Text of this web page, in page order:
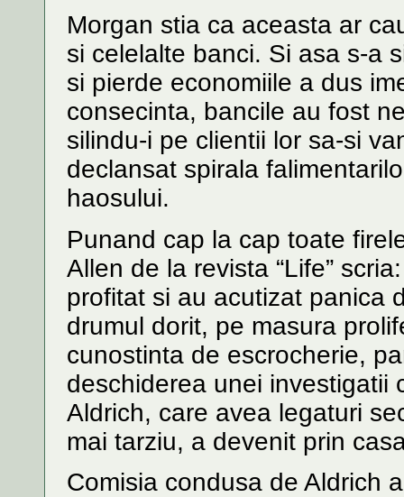
Morgan stia ca aceasta ar
si celelalte banci. Si asa s-a
si pierde economiile a dus
consecinta, bancile au fost
silindu-i pe clientii lor sa-si
declansat spirala
haosului.
Punand cap la cap toate
Allen de la revista “Life”
profitat si au acutizat panica
drumul dorit, pe masura
cunostinta de escrocherie,
deschiderea unei investigatii
Aldrich, care avea legaturi
mai tarziu, a devenit prin
Comisia condusa de Aldrich